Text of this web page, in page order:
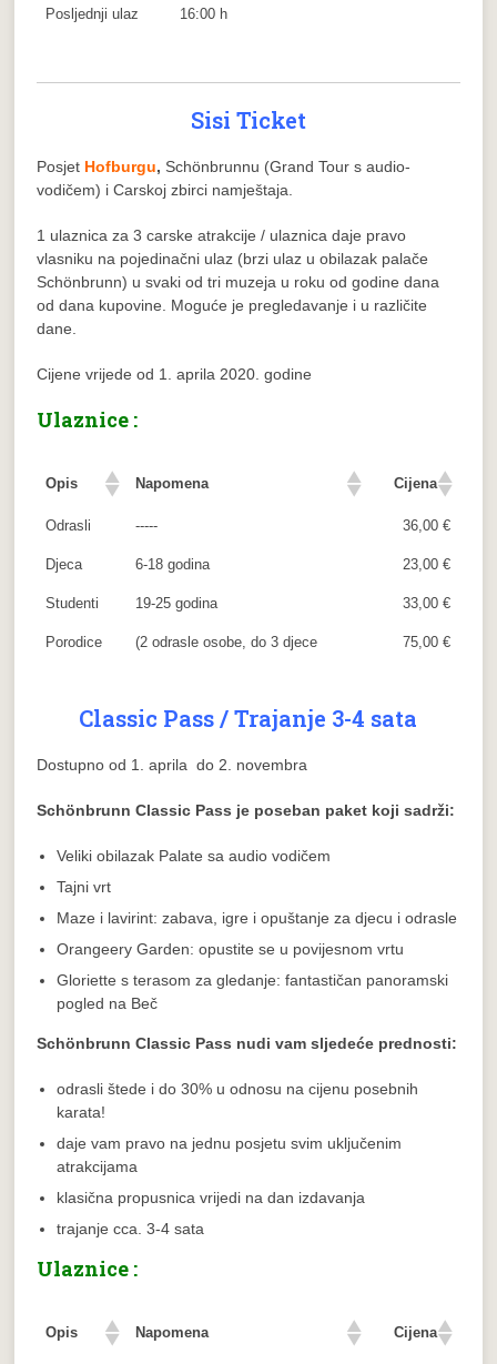
Posljednji ulaz 16:00 h
Sisi Ticket
Posjet Hofburgu, Schönbrunnu (Grand Tour s audio-
vodičem) i Carskoj zbirci namještaja.
1 ulaznica za 3 carske atrakcije / ulaznica daje pravo
vlasniku na pojedinačni ulaz (brzi ulaz u obilazak palače
Schönbrunn) u svaki od tri muzeja u roku od godine dana
od dana kupovine. Moguće je pregledavanje i u različite
dane.
Cijene vrijede od 1. aprila 2020. godine
Ulaznice :
Opis Napomena Cijena
Odrasli ----- 36,00 €
Djeca 6-18 godina 23,00 €
Studenti 19-25 godina 33,00 €
Porodice (2 odrasle osobe, do 3 djece 75,00 €
Classic Pass / Trajanje 3-4 sata
Dostupno od 1. aprila do 2. novembra
Schönbrunn Classic Pass je poseban paket koji sadrži:
Veliki obilazak Palate sa audio vodičem
Tajni vrt
Maze i lavirint: zabava, igre i opuštanje za djecu i odrasle
Orangeery Garden: opustite se u povijesnom vrtu
Gloriette s terasom za gledanje: fantastičan panoramski
pogled na Beč
Schönbrunn Classic Pass nudi vam sljedeće prednosti:
odrasli štede i do 30% u odnosu na cijenu posebnih
karata!
daje vam pravo na jednu posjetu svim uključenim
atrakcijama
klasična propusnica vrijedi na dan izdavanja
trajanje cca. 3-4 sata
Ulaznice :
Opis Napomena Cijena